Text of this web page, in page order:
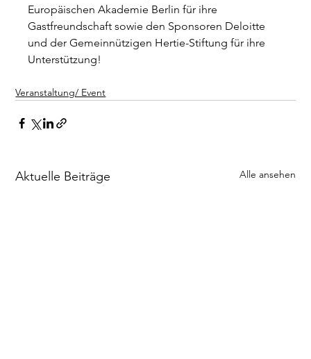
Europäischen Akademie Berlin für ihre
Gastfreundschaft sowie den Sponsoren Deloitte
und der Gemeinnützigen Hertie-Stiftung für ihre
Unterstützung!
Veranstaltung/ Event
Aktuelle Beiträge Alle ansehen